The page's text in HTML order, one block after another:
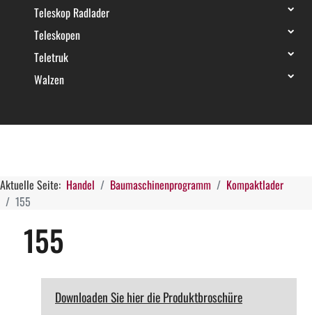
Teleskop Radlader
Teleskopen
Teletruk
Walzen
Aktuelle Seite: Handel Baumaschinenprogramm
Kompaktlader
155
155
Downloaden Sie hier die Produktbroschüre